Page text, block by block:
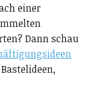
einer
Dann schau